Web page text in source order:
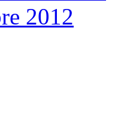
2012